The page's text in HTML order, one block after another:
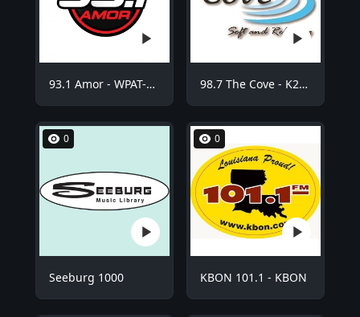
93.1 Amor - WPAT-FM 98.7 The Cove - K254BE
0
Seeburg 1000
0
KBON 101.1 - KBON